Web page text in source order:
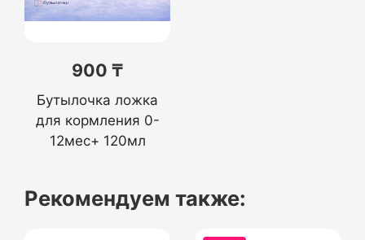
900 ₸
Бутылочка ложка
для кормления 0-
12мес+ 120мл
Рекомендуем также: